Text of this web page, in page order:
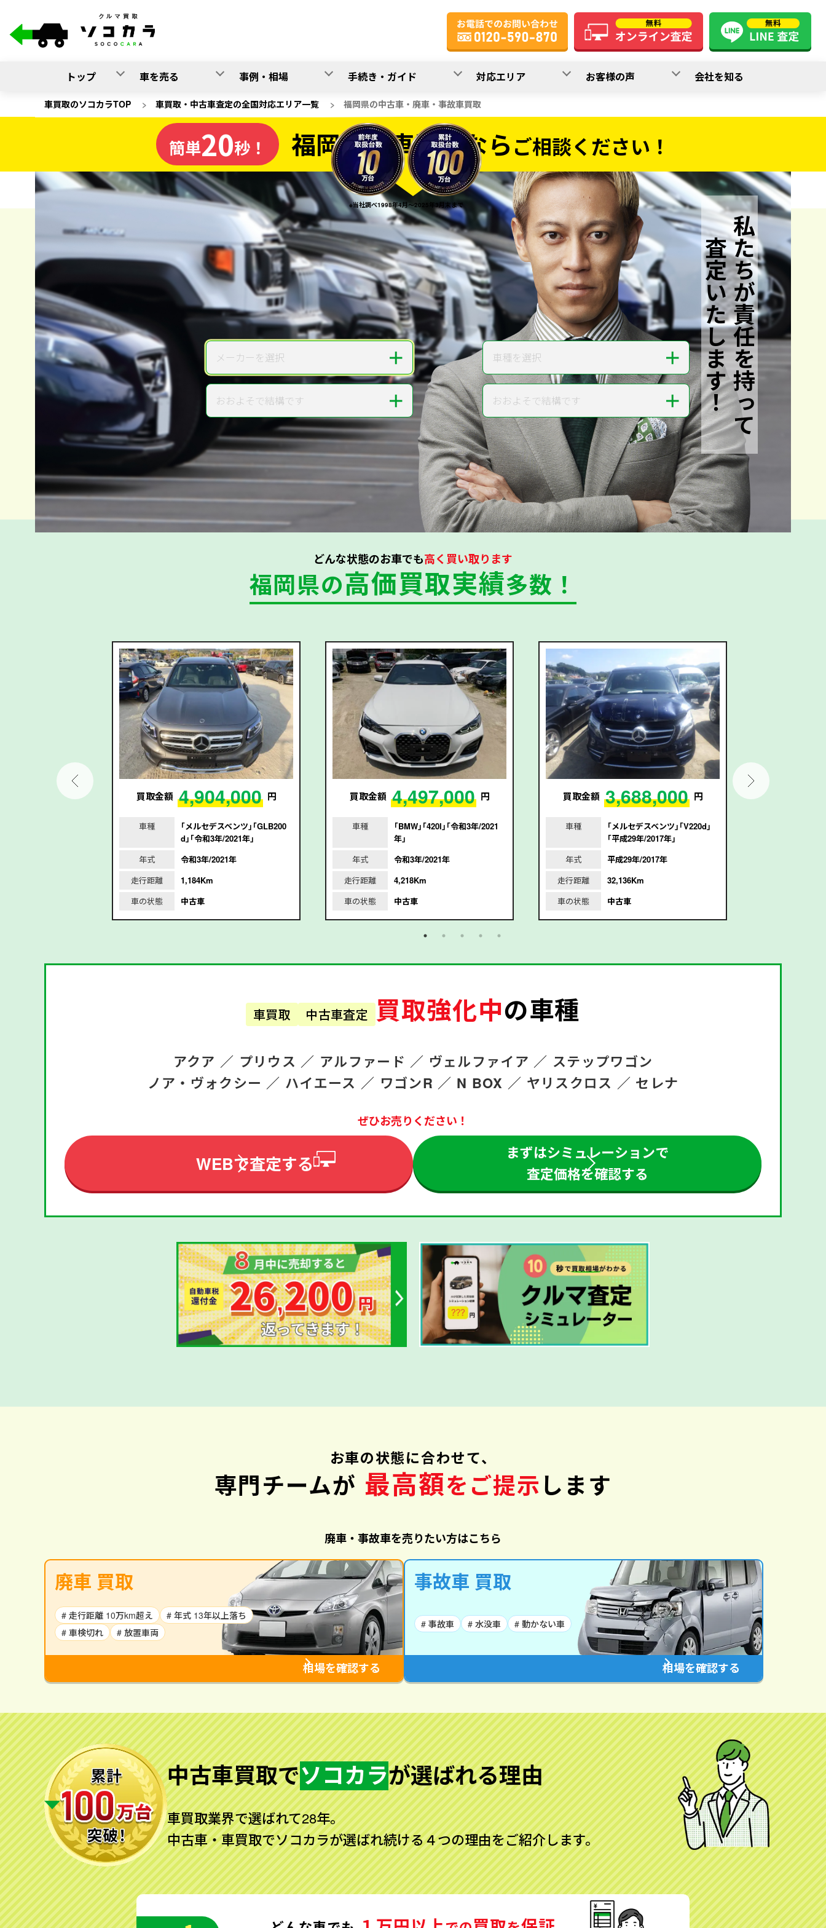
トップ 車を売る 事例・相場 手続き・ガイド 対応エリア お客様の声 会社を知る
車買取のソコカラTOP > 車買取・中古車査定の全国対応エリア一覧 > 福岡県の中古車・廃車・事故車買取
福岡県の車買取なら
ソコカラの
電話か出張か、高い方の査定を提案。
だから高価買取!
※当社調べ1998年4月～2025年3月末まで
私たちが責任を持って
査定いたします！
簡単20秒！ 福岡県の車買取ならご相談ください！
20秒で入力完了！
無料でカンタンWeb査定
ご依頼いただいたお車を丁寧に査定いたします
メーカー メーカーを選択 ＋ 車種 車種を選択 ＋
年式 おおよそで結構です ＋ 走行距離 おおよそで結構です ＋
無料で査定する
どんな状態のお車でも高く買い取ります
福岡県の高価買取実績多数！
円 買取金額 4,904,000 円
車種
｢メルセデスベンツ｣｢GLB200
d｣｢令和3年/2021年｣
年式
令和3年/2021年
走行距離
1,184Km
車の状態
中古車
買取金額 4,497,000 円
車種
｢BMW｣｢420I｣｢令和3年/2021
年｣
年式
令和3年/2021年
走行距離
4,218Km
車の状態
中古車
買取金額 3,688,000 円
車種
｢メルセデスベンツ｣｢V220d｣
｢平成29年/2017年｣
年式
平成29年/2017年
走行距離
32,136Km
車の状態
中古車
車買取 中古車査定 買取強化中の車種
アクア ／ プリウス ／ アルファード ／ ヴェルファイア ／ ステップワゴン
ノア・ヴォクシー ／ ハイエース ／ ワゴンR ／ N BOX ／ ヤリスクロス ／ セレナ
ぜひお売りください！
WEBで査定する
まずはシミュレーションで
査定価格を確認する
お車の状態に合わせて、
専門チームが 最高額をご提示します
廃車・事故車を売りたい方はこちら
廃車 買取
# 走行距離 10万km超え
# 年式 13年以上落ち
# 車検切れ
# 放置車両
相場を確認する
事故車 買取
# 事故車 # 水没車 # 動かない車
相場を確認する
中古車買取でソコカラが選ばれる理由
車買取業界で選ばれて28年。
中古車・車買取でソコカラが選ばれ続ける４つの理由をご紹介します。